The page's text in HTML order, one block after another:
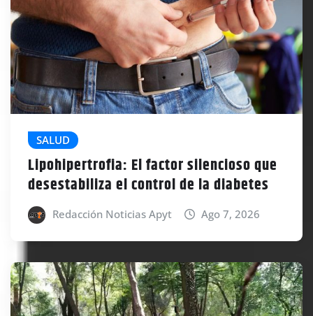
SALUD
Lipohipertrofia: El factor silencioso que
desestabiliza el control de la diabetes
Redacción Noticias Apyt Ago 7, 2026